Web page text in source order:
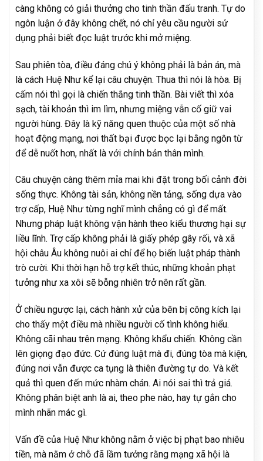
càng không có giải thưởng cho tinh thần đấu tranh. Tự do
ngôn luận ở đây không chết, nó chỉ yêu cầu người sử
dụng phải biết đọc luật trước khi mở miệng.
Sau phiên tòa, điều đáng chú ý không phải là bản án, mà
là cách Huệ Như kể lại câu chuyện. Thua thì nói là hòa. Bị
cấm nói thì gọi là chiến thắng tinh thần. Bài viết thì xóa
sạch, tài khoản thì im lìm, nhưng miệng vẫn cố giữ vai
người hùng. Đây là kỹ năng quen thuộc của một số nhà
hoạt động mạng, nơi thất bại được bọc lại bằng ngôn từ
để dễ nuốt hơn, nhất là với chính bản thân mình.
Câu chuyện càng thêm mỉa mai khi đặt trong bối cảnh đời
sống thực. Không tài sản, không nền tảng, sống dựa vào
trợ cấp, Huệ Như từng nghĩ mình chẳng có gì để mất.
Nhưng pháp luật không vận hành theo kiểu thương hại sự
liều lĩnh. Trợ cấp không phải là giấy phép gây rối, và xã
hội châu Âu không nuôi ai chỉ để họ biến luật pháp thành
trò cười. Khi thời hạn hỗ trợ kết thúc, những khoản phạt
tưởng như xa xôi sẽ bỗng nhiên trở nên rất gần.
Ở chiều ngược lại, cách hành xử của bên bị công kích lại
cho thấy một điều mà nhiều người cố tình không hiểu.
Không cãi nhau trên mạng. Không khẩu chiến. Không cần
lên giọng đạo đức. Cứ đúng luật mà đi, đúng tòa mà kiện,
đúng nơi vẫn được ca tụng là thiên đường tự do. Và kết
quả thì quen đến mức nhàm chán. Ai nói sai thì trả giá.
Không phân biệt anh là ai, theo phe nào, hay tự gắn cho
mình nhãn mác gì.
Vấn đề của Huệ Như không nằm ở việc bị phạt bao nhiêu
tiền, mà nằm ở chỗ đã lầm tưởng rằng mạng xã hội là